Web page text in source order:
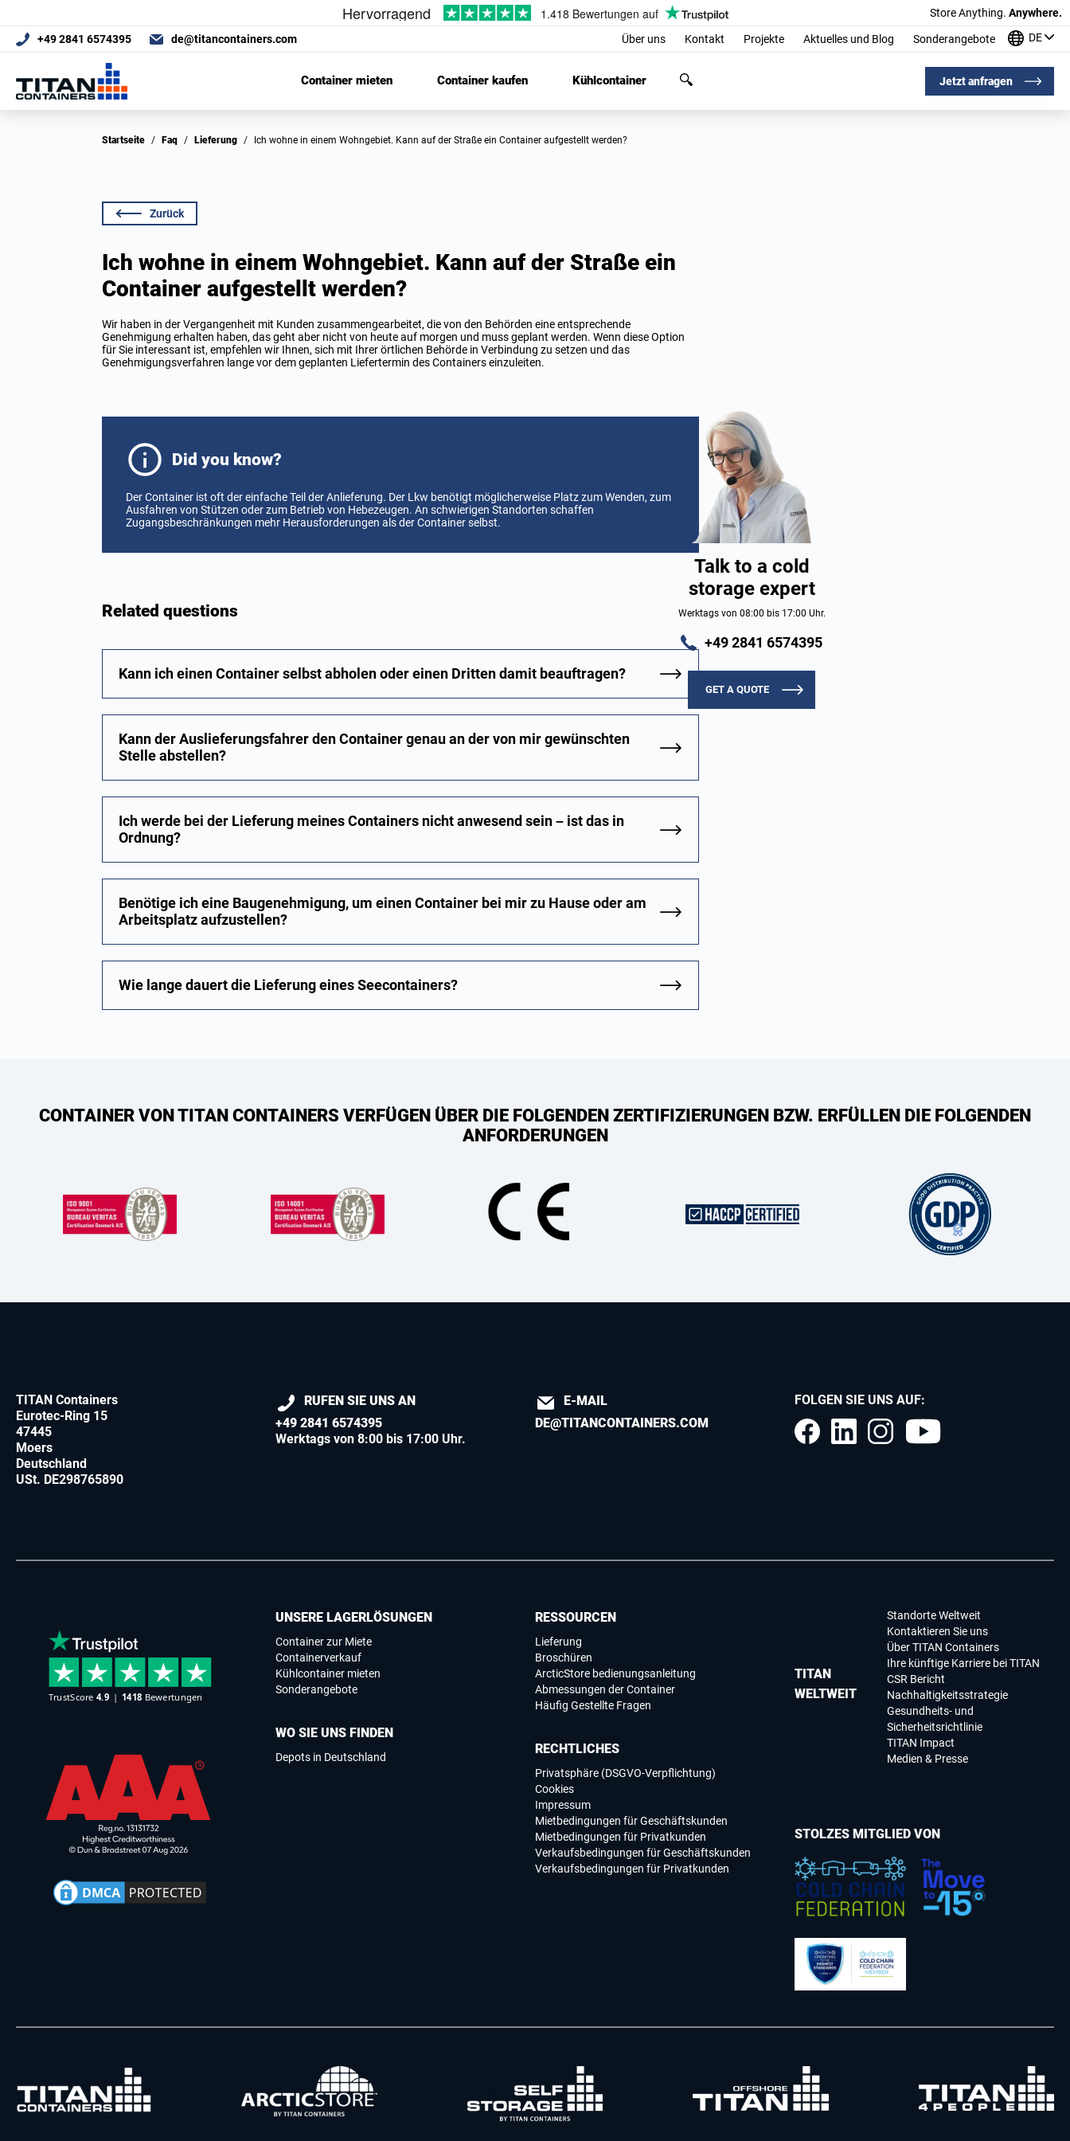
Store Anything. Anywhere.
+49 2841 6574395 de@titancontainers.com Über uns Kontakt Projekte Aktuelles und Blog Sonderangebote DE
Container mieten Container kaufen Kühlcontainer Jetzt anfragen
Startseite / Faq / Lieferung / Ich wohne in einem Wohngebiet. Kann auf der Straße ein Container aufgestellt werden?
Zurück
Ich wohne in einem Wohngebiet. Kann auf der Straße ein
Container aufgestellt werden?
Wir haben in der Vergangenheit mit Kunden zusammengearbeitet, die von den Behörden eine entsprechende
Genehmigung erhalten haben, das geht aber nicht von heute auf morgen und muss geplant werden. Wenn diese Option
für Sie interessant ist, empfehlen wir Ihnen, sich mit Ihrer örtlichen Behörde in Verbindung zu setzen und das
Genehmigungsverfahren lange vor dem geplanten Liefertermin des Containers einzuleiten.
Did you know?
Der Container ist oft der einfache Teil der Anlieferung. Der Lkw benötigt möglicherweise Platz zum Wenden, zum
Ausfahren von Stützen oder zum Betrieb von Hebezeugen. An schwierigen Standorten schaffen
Zugangsbeschränkungen mehr Herausforderungen als der Container selbst.
Related questions
Kann ich einen Container selbst abholen oder einen Dritten damit beauftragen?
Kann der Auslieferungsfahrer den Container genau an der von mir gewünschten
Stelle abstellen?
Ich werde bei der Lieferung meines Containers nicht anwesend sein – ist das in
Ordnung?
Benötige ich eine Baugenehmigung, um einen Container bei mir zu Hause oder am
Arbeitsplatz aufzustellen?
Wie lange dauert die Lieferung eines Seecontainers?
Talk to a cold
storage expert
Werktags von 08:00 bis 17:00 Uhr.
+49 2841 6574395
GET A QUOTE
CONTAINER VON TITAN CONTAINERS VERFÜGEN ÜBER DIE FOLGENDEN ZERTIFIZIERUNGEN BZW. ERFÜLLEN DIE FOLGENDEN
ANFORDERUNGEN
TITAN Containers
Eurotec-Ring 15
47445
Moers
Deutschland
USt. DE298765890
RUFEN SIE UNS AN
+49 2841 6574395
Werktags von 8:00 bis 17:00 Uhr.
E-MAIL
DE@TITANCONTAINERS.COM
FOLGEN SIE UNS AUF:
UNSERE LAGERLÖSUNGEN
Container zur Miete
Containerverkauf
Kühlcontainer mieten
Sonderangebote
WO SIE UNS FINDEN
Depots in Deutschland
TITAN
WELTWEIT
Standorte Weltweit
Kontaktieren Sie uns
Über TITAN Containers
Ihre künftige Karriere bei TITAN
CSR Bericht
Nachhaltigkeitsstrategie
Gesundheits- und
Sicherheitsrichtlinie
TITAN Impact
Medien & Presse
RESSOURCEN
Lieferung
Broschüren
ArcticStore bedienungsanleitung
Abmessungen der Container
Häufig Gestellte Fragen
RECHTLICHES
Privatsphäre (DSGVO-Verpflichtung)
Cookies
Impressum
Mietbedingungen für Geschäftskunden
Mietbedingungen für Privatkunden
Verkaufsbedingungen für Geschäftskunden
Verkaufsbedingungen für Privatkunden
STOLZES MITGLIED VON